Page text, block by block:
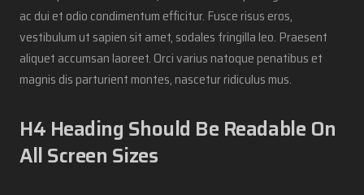
ac dui et odio condimentum efficitur. Fusce risus eros,
vestibulum ut sapien sit amet, sodales fringilla leo. Praesent
aliquet accumsan laoreet. Orci varius natoque penatibus et
magnis dis parturient montes, nascetur ridiculus mus.
H4 Heading Should Be Readable On
All Screen Sizes